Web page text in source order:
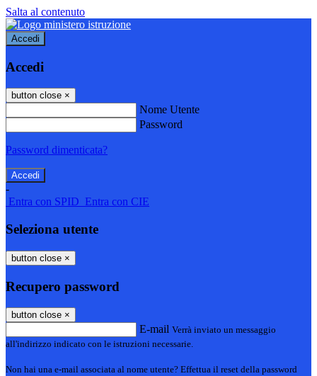
Salta al contenuto
Accedi
Accedi
button close ×
Nome Utente
Password
Password dimenticata?
-
Entra con SPID Entra con CIE
Seleziona utente
button close ×
Recupero password
button close ×
E-mail Verrà inviato un messaggio
all'indirizzo indicato con le istruzioni necessarie.
Non hai una e-mail associata al nome utente? Effettua il reset della password